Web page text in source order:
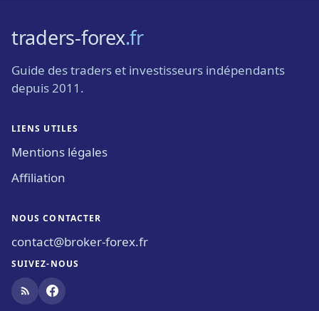
traders-forex.fr
Guide des traders et investisseurs indépendants
depuis 2011.
LIENS UTILES
Mentions légales
Affiliation
NOUS CONTACTER
contact@broker-forex.fr
SUIVEZ-NOUS